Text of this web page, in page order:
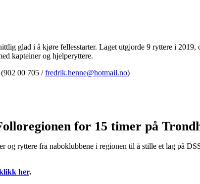
glad i å kjøre fellesstarter. Laget utgjorde 9 ryttere i
kapteiner og hjelperyttere.
00 705 /fredrik.henne@hotmail.no)
for 15 timer på
og ryttere fra naboklubbene i regionen til å stille et lag på
her.